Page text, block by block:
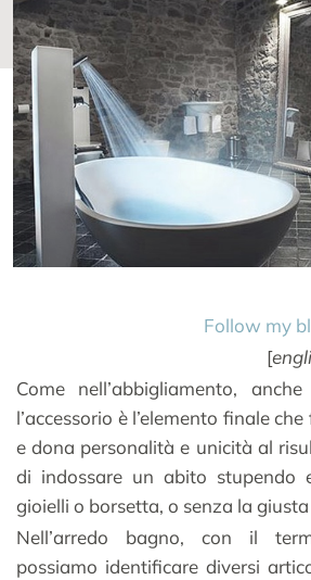
Follow my
[
Come nell’abbigliamento, anche
l’accessorio è l’elemento finale
e dona personalità e unicità al
di indossare un abito stupendo
gioielli o borsetta, o senza la
Nell’arredo bagno, con il
possiamo identificare diversi